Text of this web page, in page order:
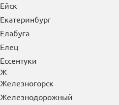
Ейск
Екатеринбург
Елабуга
Елец
Ессентуки
Ж
Железногорск
Железнодорожный